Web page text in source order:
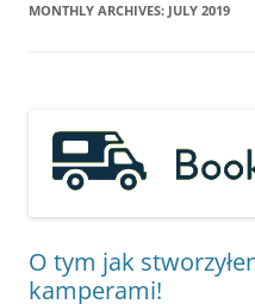
MONTHLY ARCHIVES: JULY 2019
O tym jak
kamperami!